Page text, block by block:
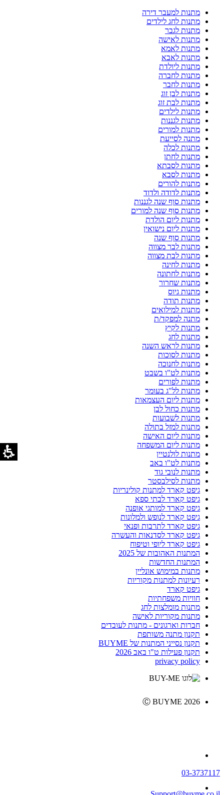
מתנות למעבר דירה
מתנות לחג לילדים
מתנות לגבר
מתנות לאישה
מתנות לאמא
מתנות לאבא
מתנות ליולדת
מתנות לחברה
מתנות לחבר
מתנות לבן זוג
מתנות לבת זוג
מתנות לילדים
מתנות לגננות
מתנות למורים
מתנה לסייעת
מתנות לכלה
מתנות לחתן
מתנות לסבתא
מתנות לסבא
מתנות להורים
מתנות לדודה ולדוד
מתנות סוף שנה לגננות
מתנות סוף שנה למורים
מתנות ליום הולדת
מתנות ליום נישואין
מתנות סוף שנה
מתנות לבר מצווה
מתנות לבת מצווה
מתנות לחינה
מתנות לחתונה
מתנות שחרור
מתנות גיוס
מתנות תודה
מתנות למילואים
מתנה למפקד/ת
מתנות לקיץ
מתנות לחג
מתנות לראש השנה
מתנות לסוכות
מתנות לחנוכה
מתנות לט"ו בשבט
מתנות לפורים
מתנות לל"ג בעומר
מתנות ליום העצמאות
מתנות כחול לבן
מתנות לשבועות
מתנות למזל בתולה
מתנות ליום האישה
מתנות ליום המשפחה
מתנות לולנטיין
מתנות לט"ו באב
מתנות לנובי גוד
מתנות לסילבסטר
גיפט קארד למתנות קולינריות
גיפט קארד לבתי ספא
גיפט קארד למותגי אופנה
גיפט קארד לנופש ולמלונות
גיפט קארד לתרבות ופנאי
גיפט קארד לסדנאות והעשרה
גיפט קארד ליופי וטיפוח
המתנות האהובות של 2025
המתנות החדשות
מתנות במימוש אונליין
רעיונות למתנות מקוריות
גיפט קארד
חוויות משפחתיות
מתנות מומלצות לחג
מתנות מקוריות לאישה
חברות וארגונים - מתנות לעובדים
תקנון מתנה משותפת
תקנון נסייני המתנות של BUYME
תקנון פעילות ט"ו באב 2026
privacy policy
Ⓒ BUYME 2026
03-3737117